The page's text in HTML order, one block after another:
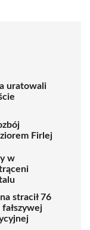
uratowali
Firlej
w
stracił 76